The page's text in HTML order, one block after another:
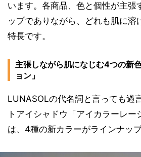
います。各商品、色と個性が主張
ップでありながら、どれも肌に溶
特長です。
主張しながら肌になじむ4つの新
ョン」
LUNASOLの代名詞と言っても過
トアイシャドウ「アイカラーレ
は、4種の新カラーがラインナップ